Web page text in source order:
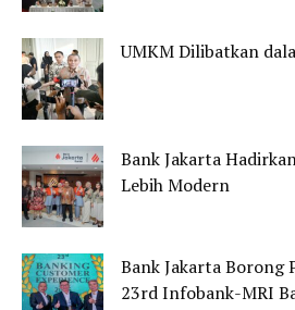
UMKM Dilibatkan
Bank Jakarta
Lebih Modern
Bank Jakarta Borong
23rd Infobank-MRI